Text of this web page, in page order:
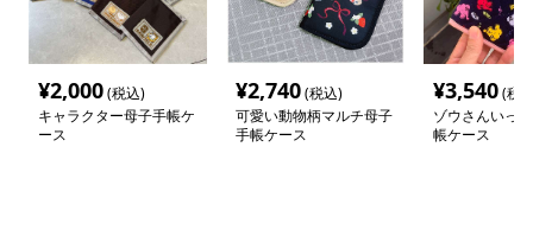
¥2,000(税込)
キャラクター母子手帳ケ
ース
¥2,740(税込)
可愛い動物柄マルチ母子
手帳ケース
¥3,540(税
ゾウさんいっ
帳ケース